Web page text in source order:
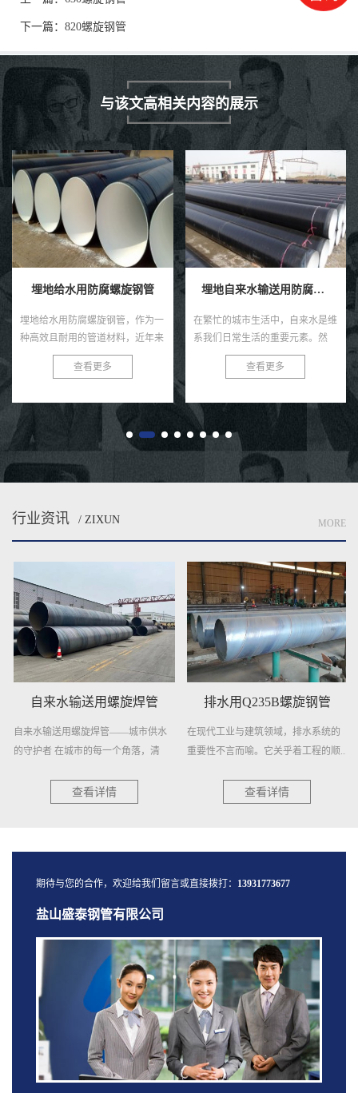
下一篇： 820螺旋钢管
与该文高相关内容的展示
埋地给水用防腐螺旋钢管
埋地给水用防腐螺旋钢管，作为一
种高效且耐用的管道材料，近年来
在各类给水工程中得到了广泛的应
用。这种钢管以其独特的螺旋结
性...
查看更多
埋地自来水输送用防腐钢管
在繁忙的城市生活中，自来水是维
系我们日常生活的重要元素。然
而，很少有人注意到，正是那些深
埋在地下的防腐钢管，默默承担着
我...
查看更多
行业资讯 / ZIXUN MORE
自来水输送用螺旋焊管
自来水输送用螺旋焊管——城市供水
的守护者 在城市的每一个角落，清
查看详情
排水用Q235B螺旋钢管
在现代工业与建筑领域，排水系统的
重要性不言而喻。它关乎着工程的顺...
查看详情
期待与您的合作，欢迎给我们留言或直接拨打： 13931773677
盐山盛泰钢管有限公司